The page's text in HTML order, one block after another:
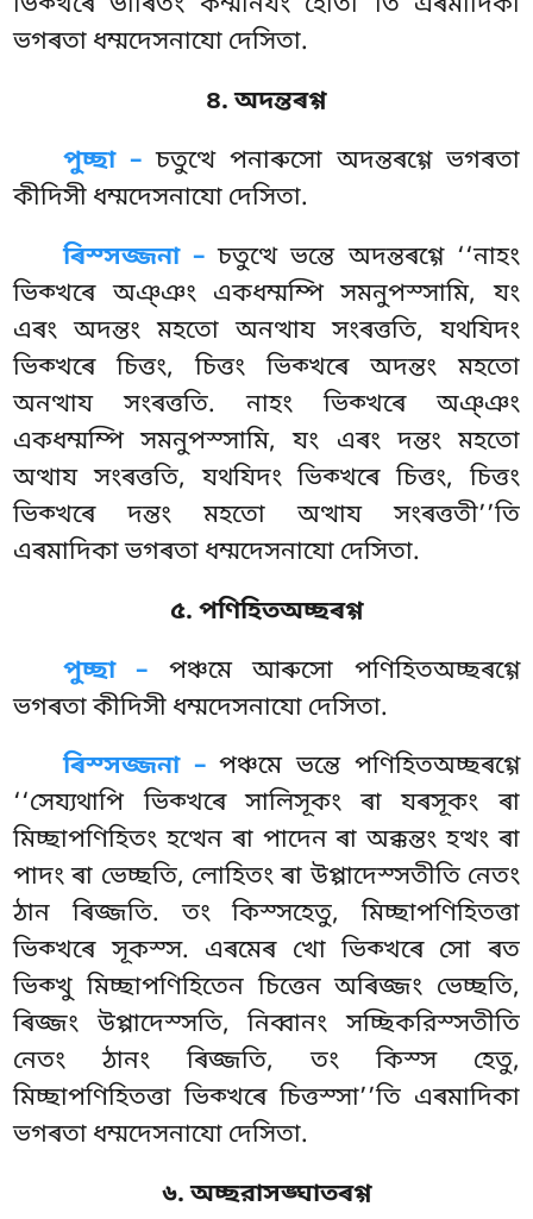
ভগৰতা ধম্মদেসনাযো দেসিতা.
৪. অদন্তৰগ্গ
পুচ্ছা –চতুত্থে পনাৰুসো অদন্তৰগ্গে ভগৰতা
কীদিসী ধম্মদেসনাযো দেসিতা.
ৰিস্সজ্জনা – চতুত্থে ভন্তে অদন্তৰগ্গে ‘‘নাহং
ভিক্খৰে অঞ্ঞং একধম্মম্পি সমনুপস্সামি, যং
এৰং অদন্তং মহতো অনত্থায সংৰত্ততি, যথযিদং
ভিক্খৰে চিত্তং, চিত্তং ভিক্খৰে অদন্তং মহতো
অনত্থায সংৰত্ততি. নাহং ভিক্খৰে অঞ্ঞং
একধম্মম্পি সমনুপস্সামি, যং এৰং দন্তং মহতো
অত্থায সংৰত্ততি, যথযিদং ভিক্খৰে চিত্তং, চিত্তং
ভিক্খৰে দন্তং মহতো অত্থায সংৰত্ততী’’তি
এৰমাদিকা ভগৰতা ধম্মদেসনাযো দেসিতা.
৫. পণিহিতঅচ্ছৰগ্গ
পুচ্ছা – পঞ্চমেআৰুসো পণিহিতঅচ্ছৰগ্গে
ভগৰতা কীদিসী ধম্মদেসনাযো দেসিতা.
ৰিস্সজ্জনা –পঞ্চমে ভন্তে পণিহিতঅচ্ছৰগ্গে
‘‘সেয্যথাপি ভিক্খৰে সালিসূকং ৰা যৰসূকং ৰা
মিচ্ছাপণিহিতং হত্থেন ৰা পাদেন ৰা অক্কন্তং হত্থং ৰা
পাদং ৰা ভেচ্ছতি, লোহিতং ৰা উপ্পাদেস্সতীতি নেতং
ঠান ৰিজ্জতি. তং কিস্সহেতু, মিচ্ছাপণিহিতত্তা
ভিক্খৰে সূকস্স. এৰমেৰ খো ভিক্খৰে সো ৰত
ভিক্খু মিচ্ছাপণিহিতেন চিত্তেন অৰিজ্জং ভেচ্ছতি,
ৰিজ্জং উপ্পাদেস্সতি, নিব্বানং সচ্ছিকরিস্সতীতি
নেতং ঠানং ৰিজ্জতি, তং কিস্স হেতু,
মিচ্ছাপণিহিতত্তা ভিক্খৰে চিত্তস্সা’’তি এৰমাদিকা
ভগৰতা ধম্মদেসনাযো দেসিতা.
৬. অচ্ছরাসঙ্ঘাতৰগ্গ